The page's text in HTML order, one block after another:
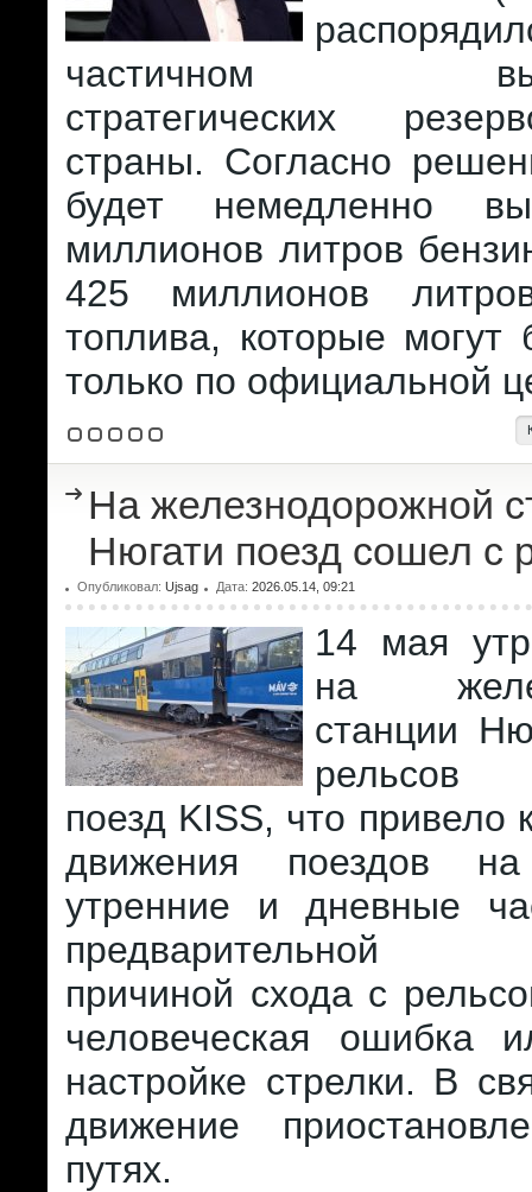
частичном
стратегических
страны. Согласно
будет немедленно
миллионов литров
425 миллионов
топлива, которые могут
только по официальной
На железнодорожной
Нюгати поезд сошел с
Опубликовал: Ujsag Дата: 2026.05.14, 09:21
14 мая
на
станции
рельсов
поезд KISS, что привело
движения поездов
утренние и дневные
предварительной
причиной схода с
человеческая ошибка
настройке стрелки. В
движение
путях.